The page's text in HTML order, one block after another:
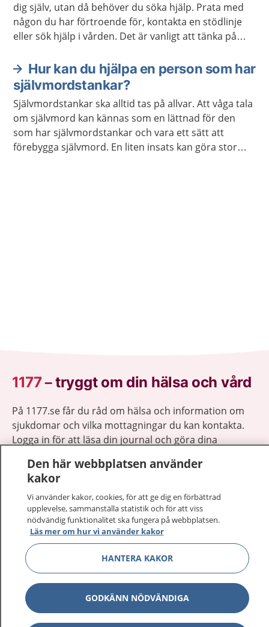
dig själv, utan då behöver du söka hjälp. Prata med
någon du har förtroende för, kontakta en stödlinje
eller sök hjälp i vården. Det är vanligt att tänka på
sina tankar. Självmordstankar ska alltid tas på allvar,
oavsett vad som orsakar dem. Oftast vill man
egentligen inte dö, utan behöver hjälp med att orka
leva.
Hur kan du hjälpa en person som har
självmordstankar?
Självmordstankar ska alltid tas på allvar. Att våga tala
om självmord kan kännas som en lättnad för den
som har självmordstankar och vara ett sätt att
förebygga självmord. En liten insats kan göra stor
1177–tryggt om din hälsa och vård
På 1177.se får du råd om hälsa och information om
sjukdomar och vilka mottagningar du kan kontakta.
Logga in för att läsa din journal och göra dina
sjukvårdsrådgivning dygnet runt.
1177 ger dig råd när du vill må bättre.
1177 på flera språk Visa
Om 1177 Visa
Visa
Den här webbplatsen använder
kakor
Vi använder kakor, cookies, för att ge dig en förbättrad
upplevelse, sammanställa statistik och för att viss
nödvändig funktionalitet ska fungera på webbplatsen.
Läs mer om hur vi använder kakor
HANTERA KAKOR
GODKÄNN NÖDVÄNDIGA